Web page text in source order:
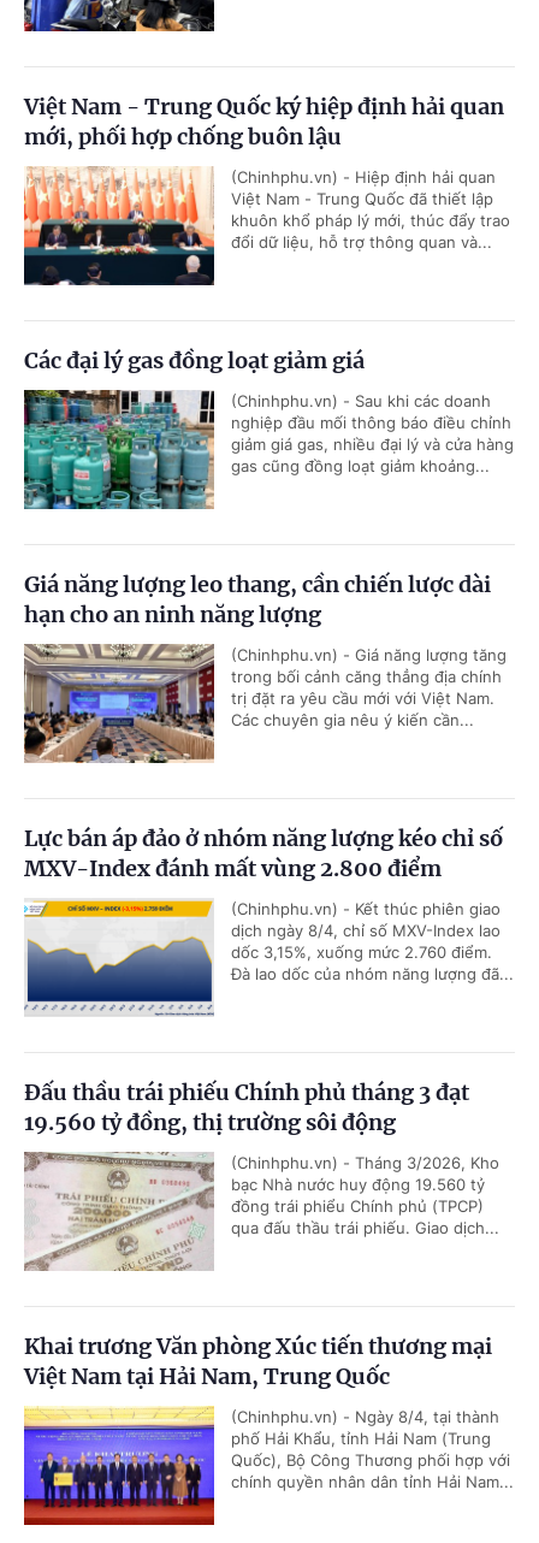
Việt Nam - Trung Quốc ký hiệp định hải quan
mới, phối hợp chống buôn lậu
(Chinhphu.vn) - Hiệp định hải quan
Việt Nam - Trung Quốc đã thiết lập
khuôn khổ pháp lý mới, thúc đẩy trao
đổi dữ liệu, hỗ trợ thông quan và...
Các đại lý gas đồng loạt giảm giá
(Chinhphu.vn) - Sau khi các doanh
nghiệp đầu mối thông báo điều chỉnh
giảm giá gas, nhiều đại lý và cửa hàng
gas cũng đồng loạt giảm khoảng...
Giá năng lượng leo thang, cần chiến lược dài
hạn cho an ninh năng lượng
(Chinhphu.vn) - Giá năng lượng tăng
trong bối cảnh căng thẳng địa chính
trị đặt ra yêu cầu mới với Việt Nam.
Các chuyên gia nêu ý kiến cần...
Lực bán áp đảo ở nhóm năng lượng kéo chỉ số
MXV-Index đánh mất vùng 2.800 điểm
(Chinhphu.vn) - Kết thúc phiên giao
dịch ngày 8/4, chỉ số MXV-Index lao
dốc 3,15%, xuống mức 2.760 điểm.
Đà lao dốc của nhóm năng lượng đã...
Đấu thầu trái phiếu Chính phủ tháng 3 đạt
19.560 tỷ đồng, thị trường sôi động
(Chinhphu.vn) - Tháng 3/2026, Kho
bạc Nhà nước huy động 19.560 tỷ
đồng trái phiểu Chính phủ (TPCP)
qua đấu thầu trái phiếu. Giao dịch...
Khai trương Văn phòng Xúc tiến thương mại
Việt Nam tại Hải Nam, Trung Quốc
(Chinhphu.vn) - Ngày 8/4, tại thành
phố Hải Khẩu, tỉnh Hải Nam (Trung
Quốc), Bộ Công Thương phối hợp với
chính quyền nhân dân tỉnh Hải Nam...